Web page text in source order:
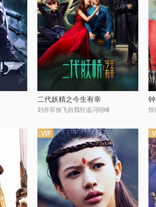
二代妖精之今生有幸
刘亦菲放飞自我狂追冯绍峰 惊